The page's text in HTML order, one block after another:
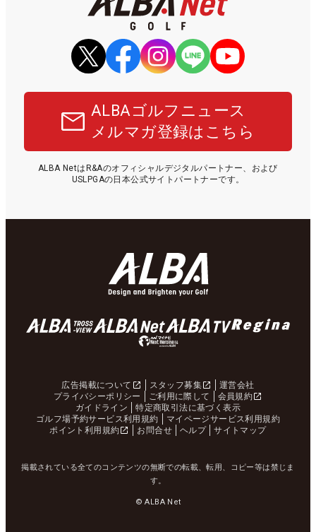
ALBAゴルフニュース
メルマガ登録はこちら
ALBA NetはR&Aのオフィシャルデジタルパートナー、および
USLPGAの日本公式サイトパートナーです。
広告掲載について スタッフ募集
運営会社
プライバシーポリシー
ご利用に際して
会員規約
ガイドライン
特定商取引法に基づく表示
ゴルフ場予約サービス利用規約
マイページサービス利用規約
ポイント利用規約
お問合せ ヘルプ サイトマップ
掲載されている全てのコンテンツの無断での転載、転用、コピー等は禁じま
す。
© ALBA Net